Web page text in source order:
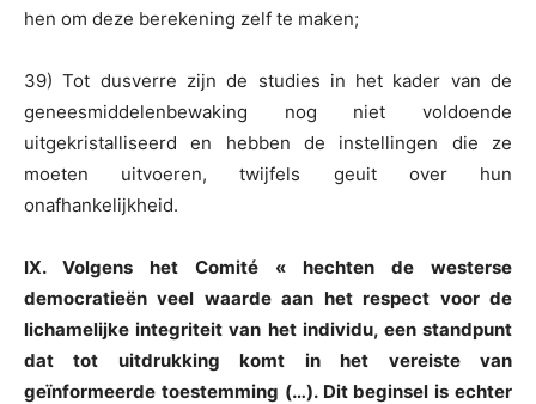
hen om deze berekening zelf te maken;
39) Tot dusverre zijn de studies in het kader van de
geneesmiddelenbewaking nog niet voldoende
uitgekristalliseerd en hebben de instellingen die ze
moeten uitvoeren, twijfels geuit over hun
onafhankelijkheid.
IX. Volgens het Comité « hechten de westerse
democratieën veel waarde aan het respect voor de
lichamelijke integriteit van het individu, een standpunt
dat tot uitdrukking komt in het vereiste van
geïnformeerde toestemming (…). Dit beginsel is echter